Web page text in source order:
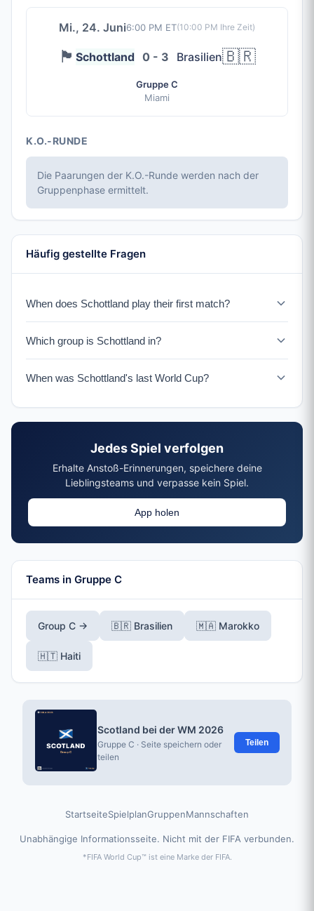
Mi., 24. Juni6:00 PM ET(10:00 PM Ihre Zeit)
🏴󠁧󠁢󠁳󠁣󠁴󠁿 Schottland 0 - 3 Brasilien🇧🇷
Gruppe C
Miami
K.O.-RUNDE
Die Paarungen der K.O.-Runde werden nach der
Gruppenphase ermittelt.
Häufig gestellte Fragen
When does Schottland play their first match?
Which group is Schottland in?
Haiti.
When was Schottland's last World Cup?
Jedes Spiel verfolgen
Erhalte Anstoß-Erinnerungen, speichere deine
Lieblingsteams und verpasse kein Spiel.
App holen
Teams in Gruppe C
Group C → 🇧🇷 Brasilien 🇲🇦 Marokko
🇭🇹 Haiti
Scotland bei der WM 2026
Gruppe C · Seite speichern oder
teilen
Teilen
StartseiteSpielplanGruppenMannschaften
Unabhängige Informationsseite. Nicht mit der FIFA verbunden.
*FIFA World Cup™ ist eine Marke der FIFA.